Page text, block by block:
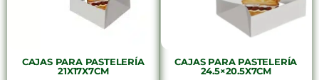
CAJAS PARA PASTELERÍA
21X17X7CM
CAJAS PARA PASTELERÍA
24.5×20.5X7CM